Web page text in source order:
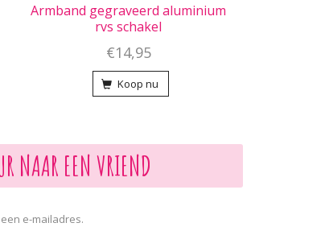
Armband gegraveerd aluminium
rvs schakel
€14,95
Koop nu
NAAR EEN VRIEND
e-mailadres.